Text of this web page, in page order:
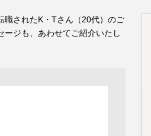
職されたK・Tさん（20代）のご
ジも、あわせてご紹介いたし